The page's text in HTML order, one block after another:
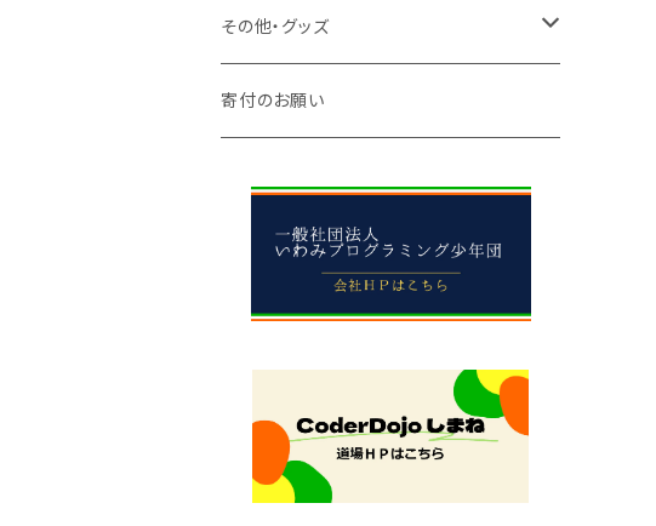
中学生
小学校
中学校
先生向け
その他・グッズ
アパレル
寄付のお願い